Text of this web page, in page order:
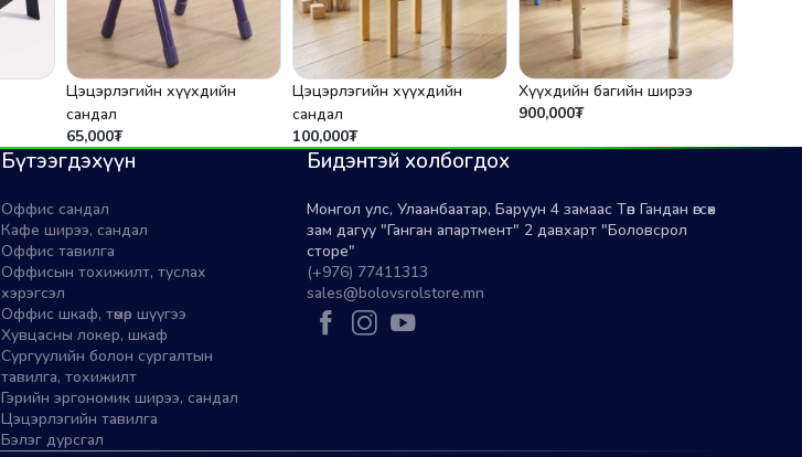
Цэцэрлэгийн хүүхдийн
сандал
65,000₮
Цэцэрлэгийн хүүхдийн
сандал
100,000₮
Хүүхдийн багийн ширээ
900,000₮
Бүтээгдэхүүн
Оффис сандал
Кафе ширээ, сандал
Оффис тавилга
Оффисын тохижилт, туслах
хэрэгсэл
Оффис шкаф, төмөр шүүгээ
Хувцасны локер, шкаф
Сургуулийн болон сургалтын
тавилга, тохижилт
Гэрийн эргономик ширээ, сандал
Цэцэрлэгийн тавилга
Бэлэг дурсгал
Бидэнтэй холбогдох
Монгол улс, Улаанбаатар, Баруун 4 замаас Төв Гандан өгсөх
зам дагуу "Ганган апартмент" 2 давхарт "Боловсрол
сторе"
(+976) 77411313
sales@bolovsrolstore.mn